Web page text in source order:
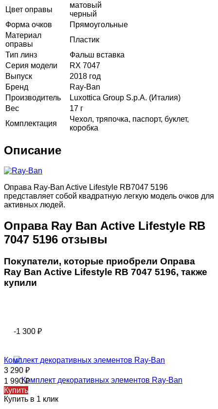
Цвет оправы
матовый
черный
Форма очков
Прямоугольные
Материал
оправы
Пластик
Тип линз
Фальш вставка
Серия модели
RX 7047
Выпуск
2018 год
Бренд
Ray-Ban
Производитель
Luxottica Group S.p.A. (Италия)
Вес
17 г
Комплектация
Чехол, тряпочка, паспорт, буклет,
коробка
Описание
Оправа Ray-Ban Active Lifestyle RB7047 5196
представляет собой квадратную легкую модель очков для
активных людей.
Оправа Ray Ban Active Lifestyle RB
7047 5196 отзывы
Покупатели, которые приобрели Оправа
Ray Ban Active Lifestyle RB 7047 5196, также
купили
-1 300 ₽
Комплект декоративных элементов Ray-Ban
3 290 ₽
1 990₽
Купить
Купить в 1 клик